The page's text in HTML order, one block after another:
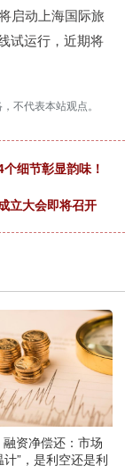
启动上海国际旅
试运行，近期将
不代表本站观点。
细节彰显韵味！
立大会即将召开
资净偿还：市场
计”，是利空还是利